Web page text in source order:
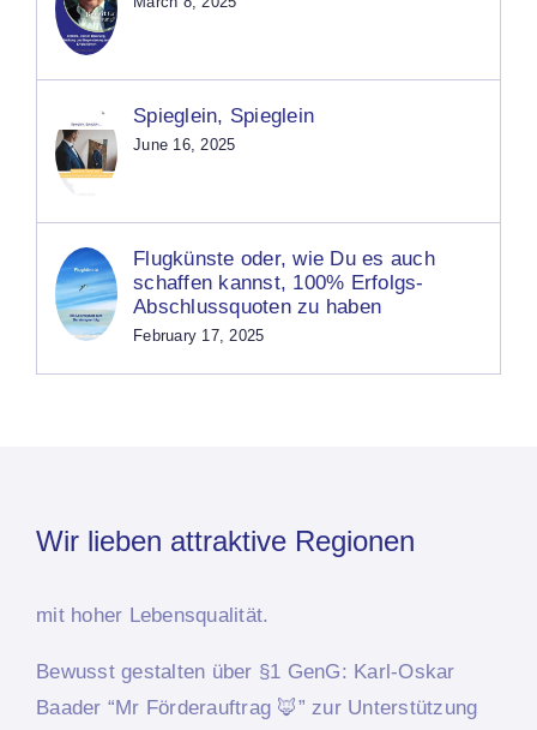
Spieglein, Spieglein
June 16, 2025
Flugkünste oder, wie Du es auch
schaffen kannst, 100% Erfolgs-
Abschlussquoten zu haben
February 17, 2025
Wir lieben attraktive Regionen
mit hoher Lebensqualität.
Bewusst gestalten über §1 GenG: Karl-Oskar
Baader “Mr Förderauftrag 🦊” zur Unterstützung